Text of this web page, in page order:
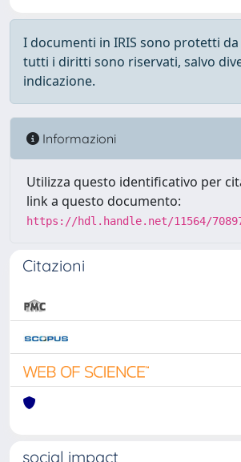
I documenti in IRIS sono protetti
tutti i diritti sono riservati, salvo
indicazione.
Informazioni
Utilizza questo identificativo per
link a questo documento:
https://hdl.handle.net/11564/
Citazioni
social impact